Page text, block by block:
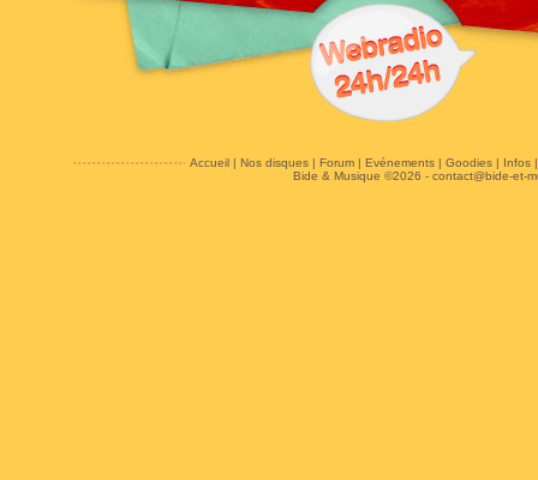
Accueil| Nos disques| Forum| Evénements| Goodies| Infos
Bide & Musique ©2026 - contact@bide-et-